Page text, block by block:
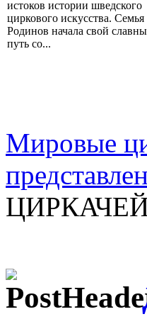
истоков истории шведского
циркового искусства. Семья
Родинов начала свой
путь со...
Мировые